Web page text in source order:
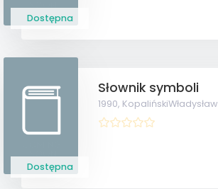
Dostępna
Dostępna
Słownik symboli
1990, KopalińskiWładysław